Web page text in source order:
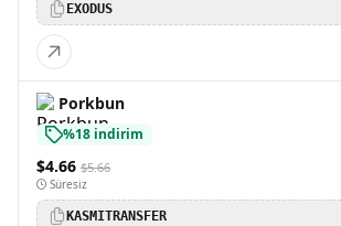
EXODUS
Porkbun
%18 indirim
$4.66 $5.66
Süresiz
KASMITRANSFER